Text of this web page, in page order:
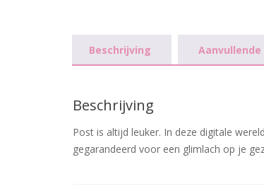
Beschrijving
Beschrijving
Post is altijd leuker. In deze digitale
gegarandeerd voor een glimlach op je